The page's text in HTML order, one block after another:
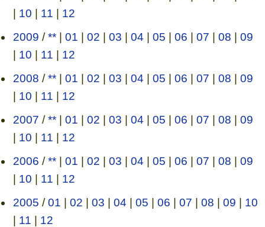
| 10 | 11 | 12
2009 /**| 01 | 02 | 03 | 04 | 05 | 06 | 07 | 08 | 09
| 10 | 11 | 12
2008 /**| 01 | 02 | 03 | 04 | 05 | 06 | 07 | 08 | 09
| 10 | 11 | 12
2007 /**| 01 | 02 | 03 | 04 | 05 | 06 | 07 | 08 | 09
| 10 | 11 | 12
2006 /**| 01 | 02 | 03 | 04 | 05 | 06 | 07 | 08 | 09
| 10 | 11 | 12
2005 /01 | 02 | 03 | 04 | 05 | 06 | 07 | 08 | 09 | 10
| 11 | 12